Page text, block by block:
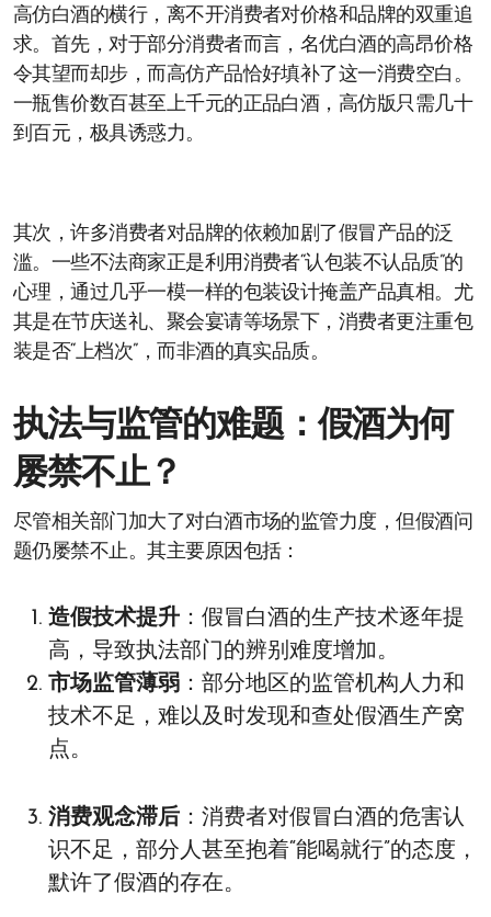
高仿白酒的横行，离不开消费者对价格和品牌的双重追
求。首先，对于部分消费者而言，名优白酒的高昂价格
令其望而却步，而高仿产品恰好填补了这一消费空白。
一瓶售价数百甚至上千元的正品白酒，高仿版只需几十
到百元，极具诱惑力。
其次，许多消费者对品牌的依赖加剧了假冒产品的泛
滥。一些不法商家正是利用消费者“认包装不认品质”的
心理，通过几乎一模一样的包装设计掩盖产品真相。尤
其是在节庆送礼、聚会宴请等场景下，消费者更注重包
装是否“上档次”，而非酒的真实品质。
执法与监管的难题：假酒为何
屡禁不止？
尽管相关部门加大了对白酒市场的监管力度，但假酒问
题仍屡禁不止。其主要原因包括：
造假技术提升 ：假冒白酒的生产技术逐年提
高，导致执法部门的辨别难度增加。
市场监管薄弱 ：部分地区的监管机构人力和
技术不足，难以及时发现和查处假酒生产窝
点。
消费观念滞后 ：消费者对假冒白酒的危害认
识不足，部分人甚至抱着“能喝就行”的态度，
默许了假酒的存在。